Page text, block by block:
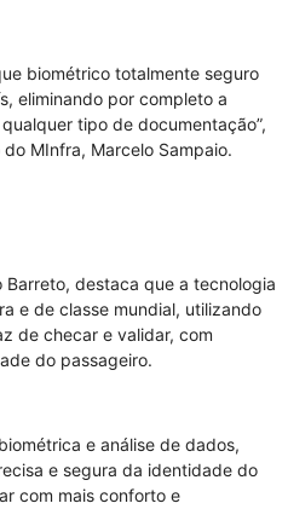
biométrico totalmente seguro
eliminando por completo a
tipo de documentação”,
MInfra, Marcelo Sampaio.
destaca que a tecnologia
e de classe mundial, utilizando
de checar e validar, com
do passageiro.
e análise de dados,
e segura da identidade do
com mais conforto e